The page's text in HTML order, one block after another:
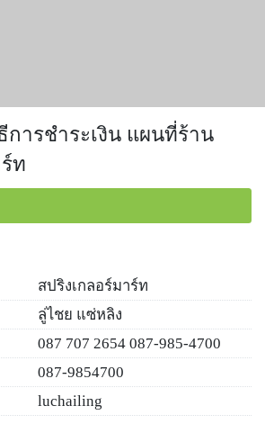
ารชำระเงิน แผนที่ร้าน
ท
สปริงเกลอร์มาร์ท
ลู่ไชย แซ่หลิง
087 707 2654 087-985-4700
087-9854700
luchailing